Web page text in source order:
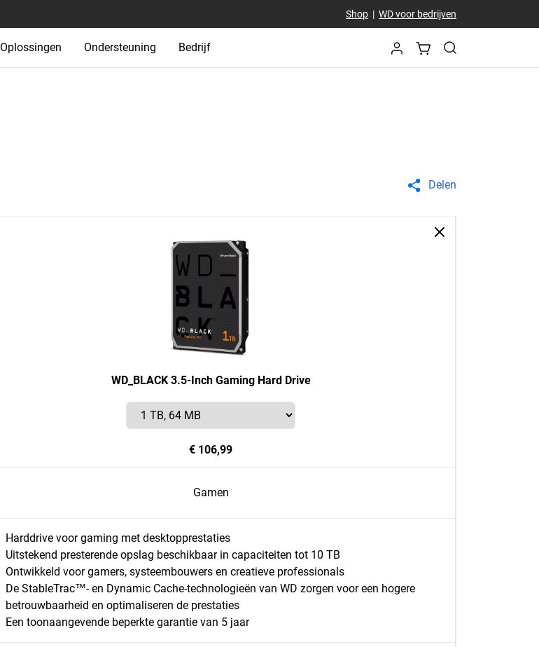
Shop| WD voor bedrijven
Oplossingen Ondersteuning Bedrijf
Delen
WD_BLACK 3.5-Inch Gaming Hard Drive
€ 106,99
Gamen
Harddrive voor gaming met desktopprestaties
Uitstekend presterende opslag beschikbaar in capaciteiten tot 10 TB
Ontwikkeld voor gamers, systeembouwers en creatieve professionals
De StableTrac™- en Dynamic Cache-technologieën van WD zorgen voor een hogere
betrouwbaarheid en optimaliseren de prestaties
Een toonaangevende beperkte garantie van 5 jaar